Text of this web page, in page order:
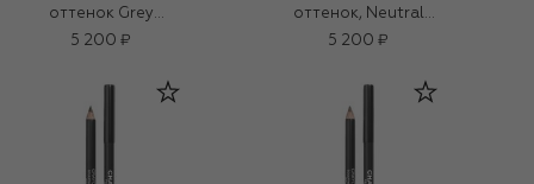
оттенок Grey
Blonde (0,33g)
5 200 ₽
оттенок, Neutral
Blonde (0,33g)
5 200 ₽